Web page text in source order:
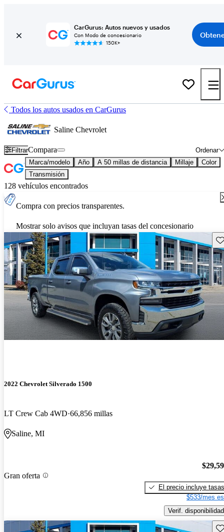
CarGurus: Autos nuevos y usados
Con Modo de concesionario
150K+
Todos los autos usados en CarGurus
Saline Chevrolet
Filtrar Ordenar
Compara
Marca/modelo Año A 50 millas de distancia Millaje
Color
Transmisión
128 vehículos encontrados
Compra con precios transparentes.
Mostrar solo avisos que incluyan tasas del concesionario
2022 Chevrolet Silverado 1500
LT Crew Cab 4WD 66,856 millas
Saline, MI
Gran oferta
El precio incluye tasas
$533/mes
Verif. disponibilidad